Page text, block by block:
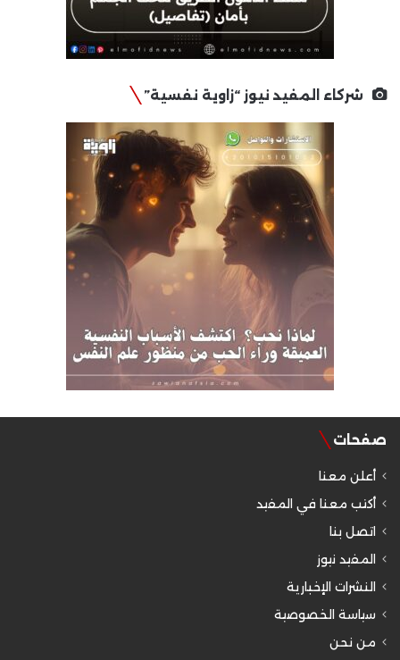
شركاء المفيد نيوز “زاوية نفسية”
صفحات
أعلن معنا
أكتب معنا في المفيد
اتصل بنا
المفيد نيوز
النشرات الإخبارية
سياسة الخصوصية
من نحن